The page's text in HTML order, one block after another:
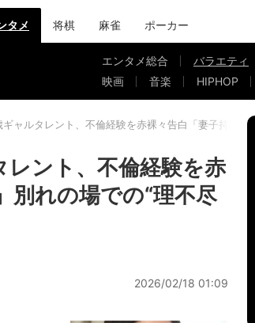
タメ 将棋 麻雀 ポーカー
エンタメ総合 バラエティ
映画
音楽 HIPHOP
ャルタレント、不倫経験を赤裸々告白「妻子持ちと
ント、不倫経験を赤
別れの場での“理不尽
2026/02/18 01:09